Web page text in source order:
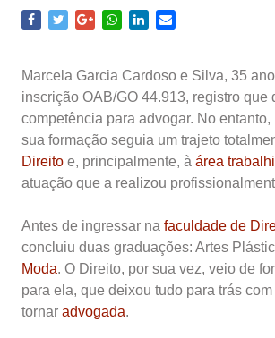
Marcela Garcia Cardoso e Silva, 35
inscrição OAB/GO 44.913, registro que
competência para advogar. No
sua formação seguia um trajeto
Direito e, principalmente, à área
atuação que a realizou
Antes de ingressar na faculdade de
concluiu duas graduações: Artes
Moda. O Direito, por sua vez, veio de
para ela, que deixou tudo para trás
tornar advogada.